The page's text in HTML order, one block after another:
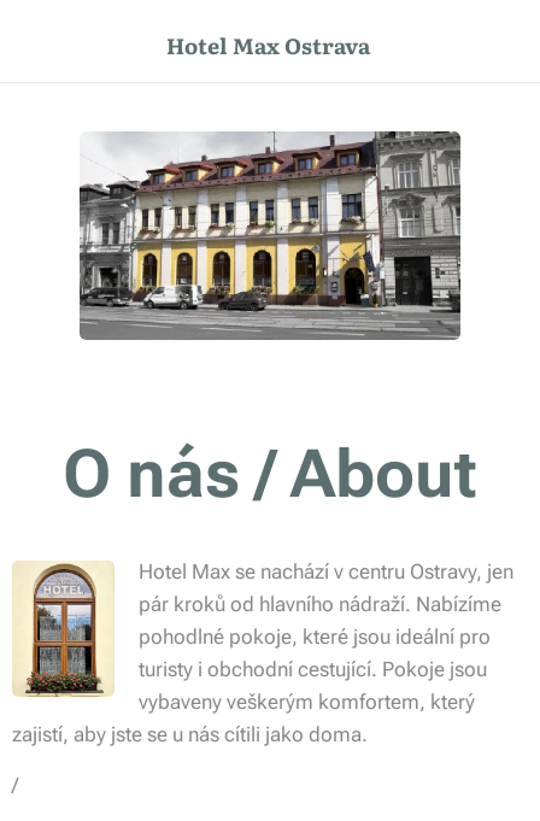
Hotel Max Ostrava
O nás / About
Hotel Max se nachází v centru Ostravy, jen
pár kroků od hlavního nádraží. Nabízíme
pohodlné pokoje, které jsou ideální pro
turisty i obchodní cestující. Pokoje jsou
vybaveny veškerým komfortem, který
zajistí, aby jste se u nás cítili jako doma.
/